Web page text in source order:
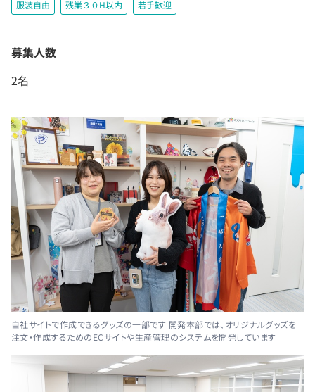
服装自由 残業３０H以内 若手歓迎
募集人数
2名
自社サイトで作成できるグッズの一部です 開発本部では、オリジナルグッズを
注文・作成するためのECサイトや生産管理のシステムを開発しています